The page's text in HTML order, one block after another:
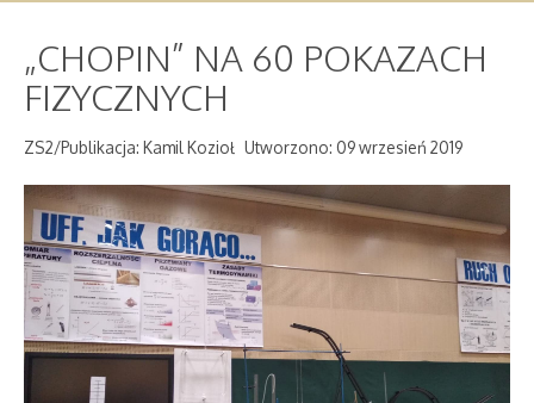
„CHOPIN” NA 60 POKAZACH
FIZYCZNYCH
ZS2/Publikacja: Kamil Kozioł Utworzono: 09 wrzesień 2019